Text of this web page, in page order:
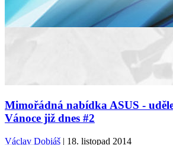
Mimořádná nabídka ASUS -
Vánoce již dnes #2
Václav Dobiáš | 18. listopad 2014